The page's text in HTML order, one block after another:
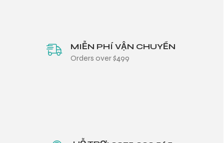
MIỄN PHÍ VẬN CHUYỂN
Orders over $499